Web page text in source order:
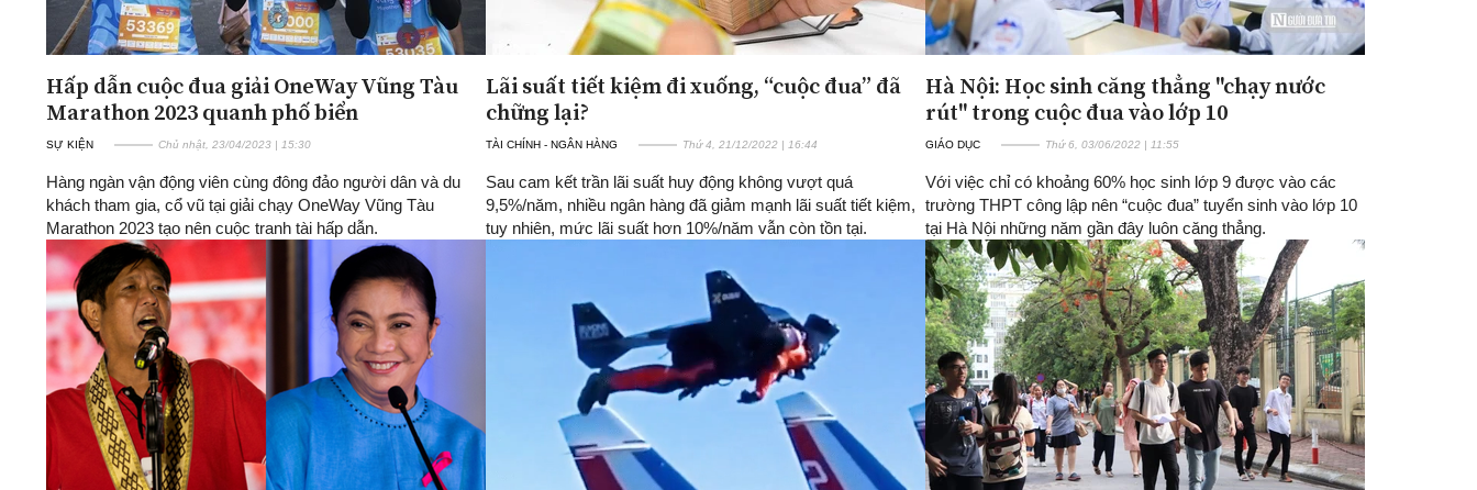
Hấp dẫn cuộc đua giải OneWay Vũng Tàu
Marathon 2023 quanh phố biển
SỰ KIỆN Chủ nhật, 23/04/2023 | 15:30
Hàng ngàn vận động viên cùng đông đảo người dân và du
khách tham gia, cổ vũ tại giải chạy OneWay Vũng Tàu
Marathon 2023 tạo nên cuộc tranh tài hấp dẫn.
Lãi suất tiết kiệm đi xuống, “cuộc đua” đã
chững lại?
TÀI CHÍNH - NGÂN HÀNG Thứ 4, 21/12/2022 | 16:44
Sau cam kết trần lãi suất huy động không vượt quá
9,5%/năm, nhiều ngân hàng đã giảm mạnh lãi suất tiết kiệm,
tuy nhiên, mức lãi suất hơn 10%/năm vẫn còn tồn tại.
Hà Nội: Học sinh căng thẳng "chạy nước
rút" trong cuộc đua vào lớp 10
GIÁO DỤC Thứ 6, 03/06/2022 | 11:55
Với việc chỉ có khoảng 60% học sinh lớp 9 được vào các
trường THPT công lập nên “cuộc đua” tuyển sinh vào lớp 10
tại Hà Nội những năm gần đây luôn căng thẳng.